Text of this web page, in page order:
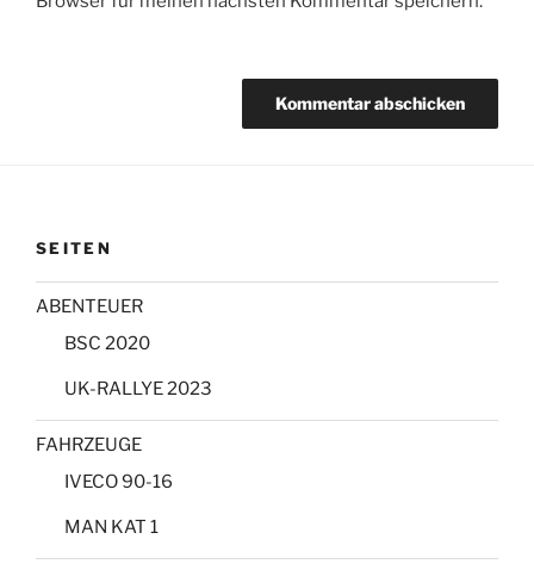
SEITEN
ABENTEUER
BSC 2020
UK-RALLYE 2023
FAHRZEUGE
IVECO 90-16
MAN KAT 1